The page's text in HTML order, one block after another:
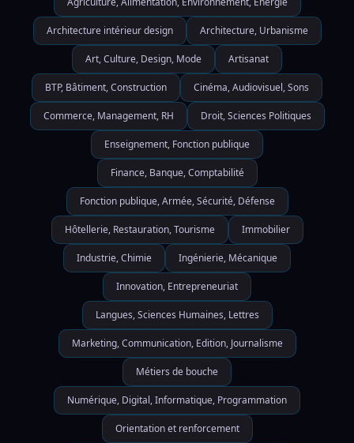
Architecture intérieur design Architecture, Urbanisme
Art, Culture, Design, Mode Artisanat
BTP, Bâtiment, Construction Cinéma, Audiovisuel, Sons
Commerce, Management, RH Droit, Sciences Politiques
Enseignement, Fonction publique
Finance, Banque, Comptabilité
Fonction publique, Armée, Sécurité, Défense
Hôtellerie, Restauration, Tourisme Immobilier
Industrie, Chimie Ingénierie, Mécanique
Innovation, Entrepreneuriat
Langues, Sciences Humaines, Lettres
Marketing, Communication, Edition, Journalisme
Métiers de bouche
Numérique, Digital, Informatique, Programmation
Orientation et renforcement